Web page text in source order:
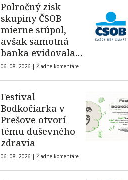
Polročný zisk
skupiny ČSOB
mierne stúpol,
avšak samotná
banka evidovala
pokles
06. 08. 2026 | Žiadne komentáre
Festival
Bodkočiarka v
Prešove otvorí
tému duševného
zdravia
06. 08. 2026 | Žiadne komentáre